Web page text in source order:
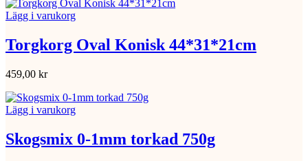
Lägg i varukorg
Torgkorg Oval Konisk 44*31*21cm
459,00 kr
Lägg i varukorg
Skogsmix 0-1mm torkad 750g